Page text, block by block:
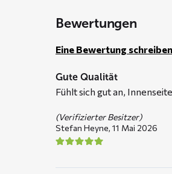
Bewertungen
Eine Bewertung schreiben
Gute Qualität
Fühlt sich gut an,
(Verifizierter Besitzer)
Stefan Heyne, 11 Mai 2026